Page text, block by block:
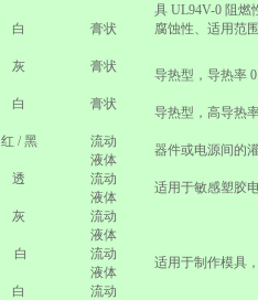
具 UL94V-0 阻燃
腐蚀性、适用范
白 膏状
灰 膏状
导热型，导热率
白 膏状
导热型，高导热
红 /黑
流动
液体
器件或电源间的
透
流动
液体
适用于敏感塑胶
灰
流动
液体
适用于制作模具
白
流动
液体
白
流动